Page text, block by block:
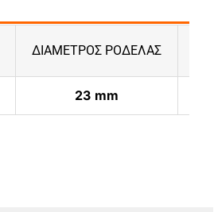
ΔΙΑΜΕΤΡΟΣ ΡΟΔΕΛΑΣ
23 mm